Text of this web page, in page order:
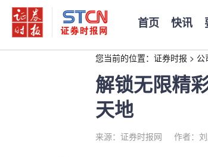
首页 快讯
您当前的位置： 证券时报 > 公
解锁无限精
天地
来源：证券时报网 作者：